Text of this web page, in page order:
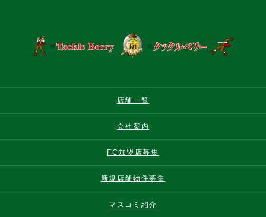
店舗一覧
会社案内
FC加盟店募集
新規店舗物件募集
マスコミ紹介